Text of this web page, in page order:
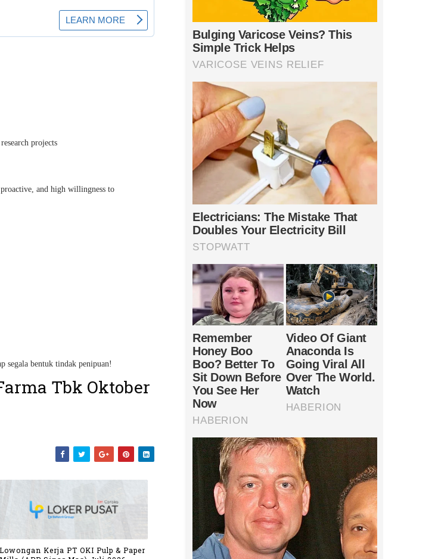
projects
and high willingness to
segala bentuk tindak penipuan!
Tbk Oktober
Lowongan Kerja PT OKI Pulp & Paper